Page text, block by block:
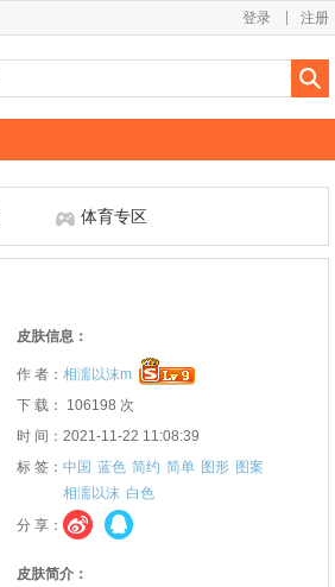
注册
登录
体育专区
皮肤信息：
作 者： 相濡以沫m
下 载： 106198 次
时 间：2021-11-22 11:08:39
标 签： 中国 蓝色 简约 简单 图形 图案
相濡以沫 白色
分 享：
皮肤简介：